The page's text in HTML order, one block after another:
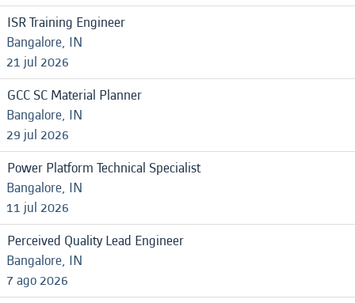
ISR Training Engineer
Bangalore, IN
21 jul 2026
GCC SC Material Planner
Bangalore, IN
29 jul 2026
Power Platform Technical Specialist
Bangalore, IN
11 jul 2026
Perceived Quality Lead Engineer
Bangalore, IN
7 ago 2026